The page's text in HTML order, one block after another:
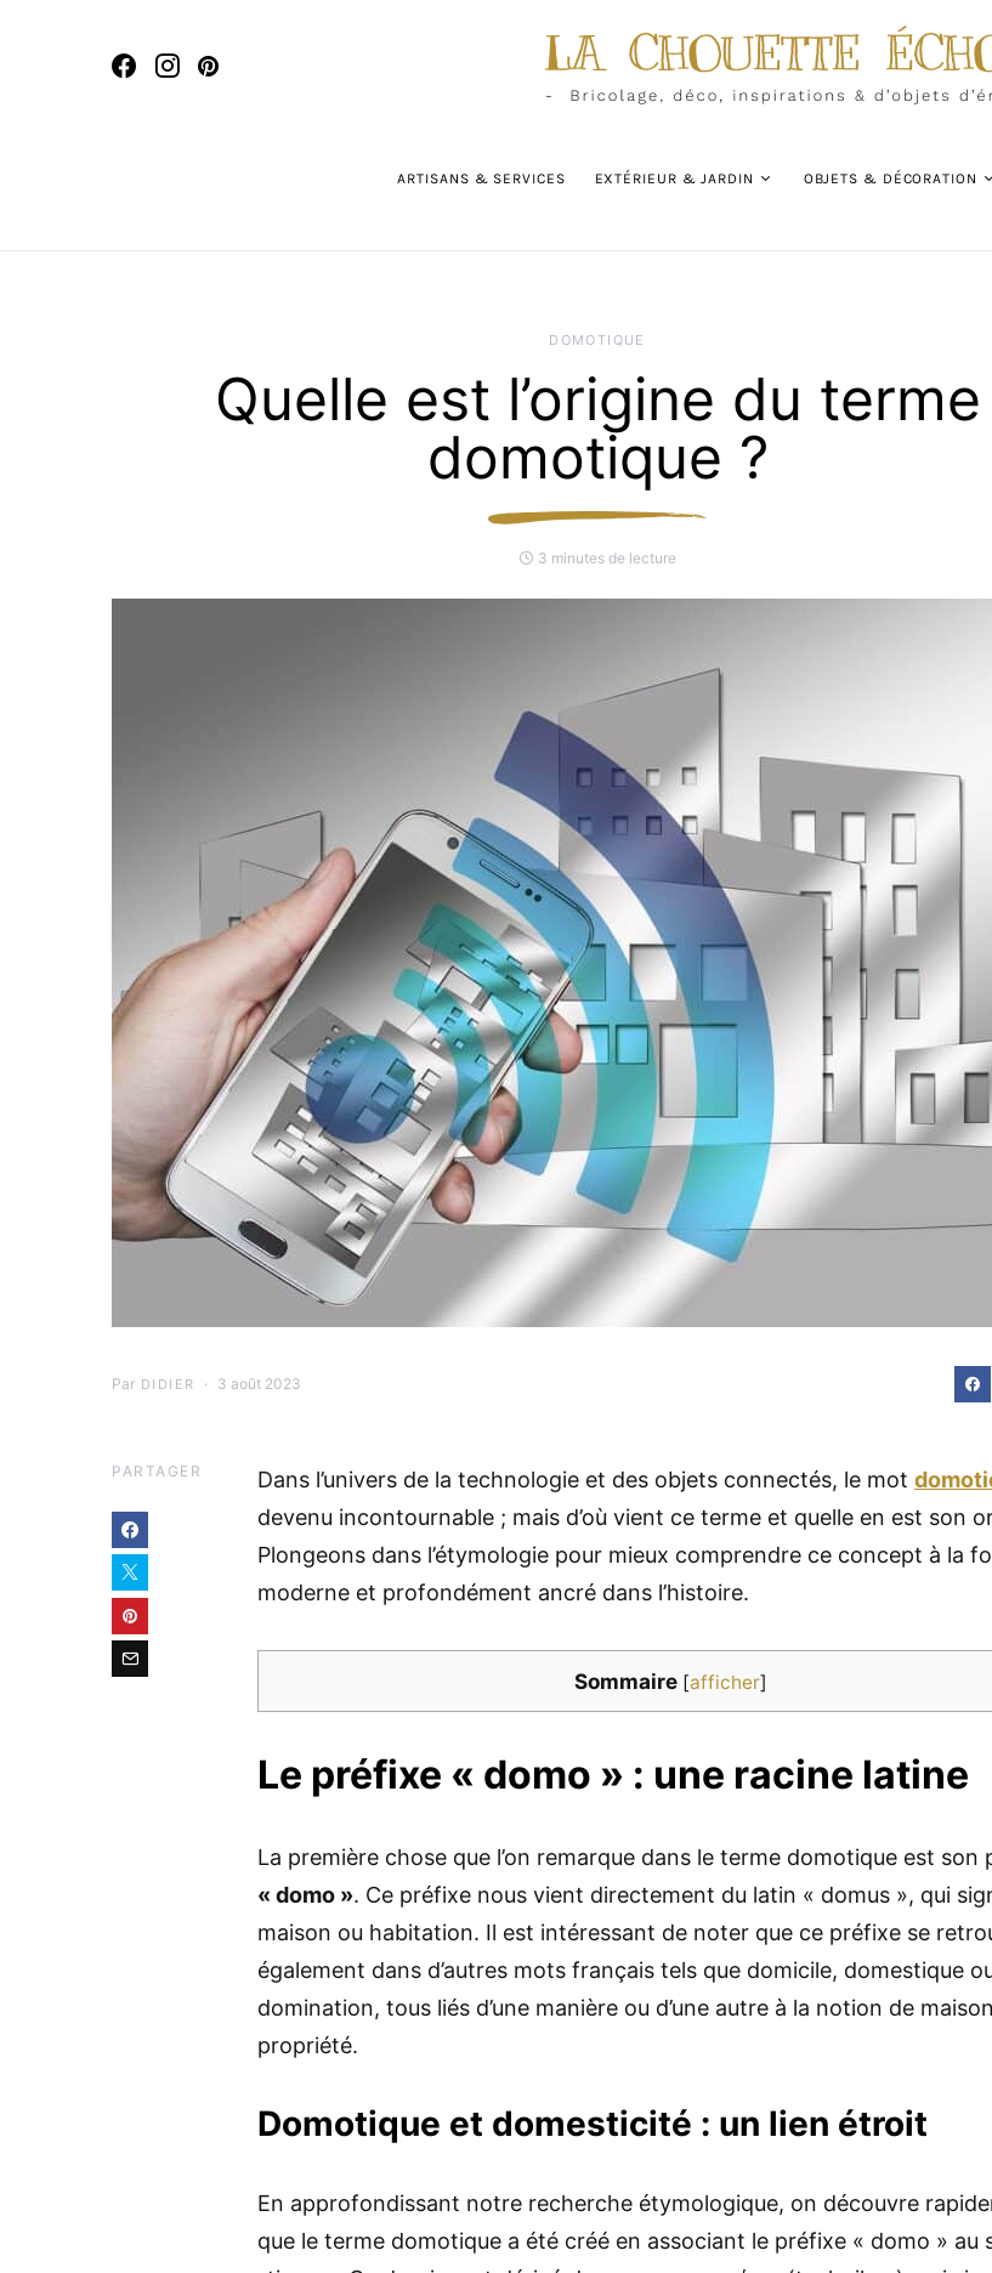
ARTISANS & SERVICES EXTÉRIEUR & JARDIN OBJETS & DÉCORATION
DOMOTIQUE
Quelle est l’origine du terme
domotique ?
3 minutes de lecture
Par DIDIER 3 août 2023
PARTAGER Dans l’univers de la technologie et des objets connectés, le mot
devenu incontournable ; mais d’où vient ce terme et quelle en est son
Plongeons dans l’étymologie pour mieux comprendre ce concept à la
moderne et profondément ancré dans l’histoire.
Sommaire [afficher]
Le préfixe « domo » : une racine latine
La première chose que l’on remarque dans le terme domotique est son
« domo ». Ce préfixe nous vient directement du latin « domus », qui
maison ou habitation. Il est intéressant de noter que ce préfixe se
également dans d’autres mots français tels que domicile, domestique
domination, tous liés d’une manière ou d’une autre à la notion de
propriété.
Domotique et domesticité : un lien étroit
En approfondissant notre recherche étymologique, on découvre
que le terme domotique a été créé en associant le préfixe « domo » au